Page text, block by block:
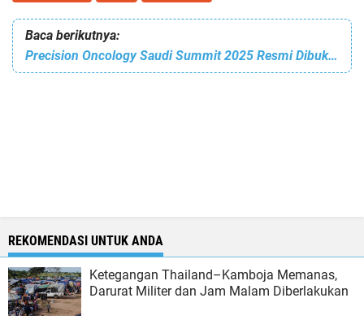
Baca berikutnya:
Precision Oncology Saudi Summit 2025 Resmi Dibuka di Madinah
REKOMENDASI UNTUK ANDA
Ketegangan Thailand–Kamboja Memanas,
Darurat Militer dan Jam Malam Diberlakukan